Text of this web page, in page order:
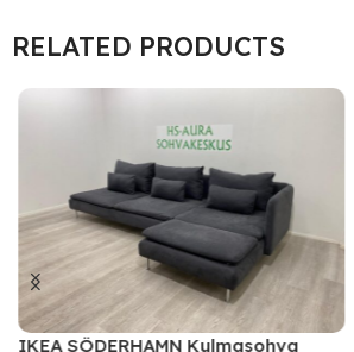
RELATED PRODUCTS
IKEA SÖDERHAMN Kulmasohva